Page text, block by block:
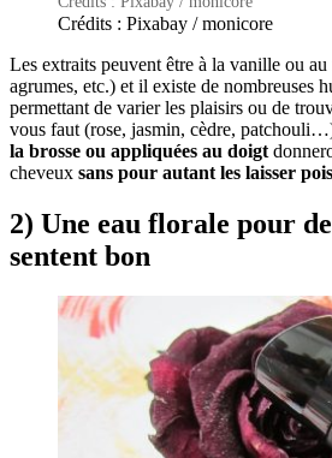
Crédits : Pixabay / monicore
Les extraits peuvent être à la vanille ou
agrumes, etc.) et il existe de nombreuses
permettant de varier les plaisirs ou de
vous faut (rose, jasmin, cèdre,
la brosse ou appliquées au doigt
cheveux sans pour autant les laisser
2) Une eau florale pour
sentent bon